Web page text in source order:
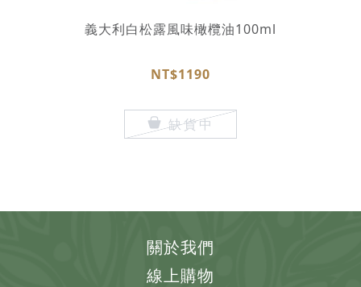
義大利白松露風味橄欖油100ml
NT$1190
缺貨中
關於我們
線上購物